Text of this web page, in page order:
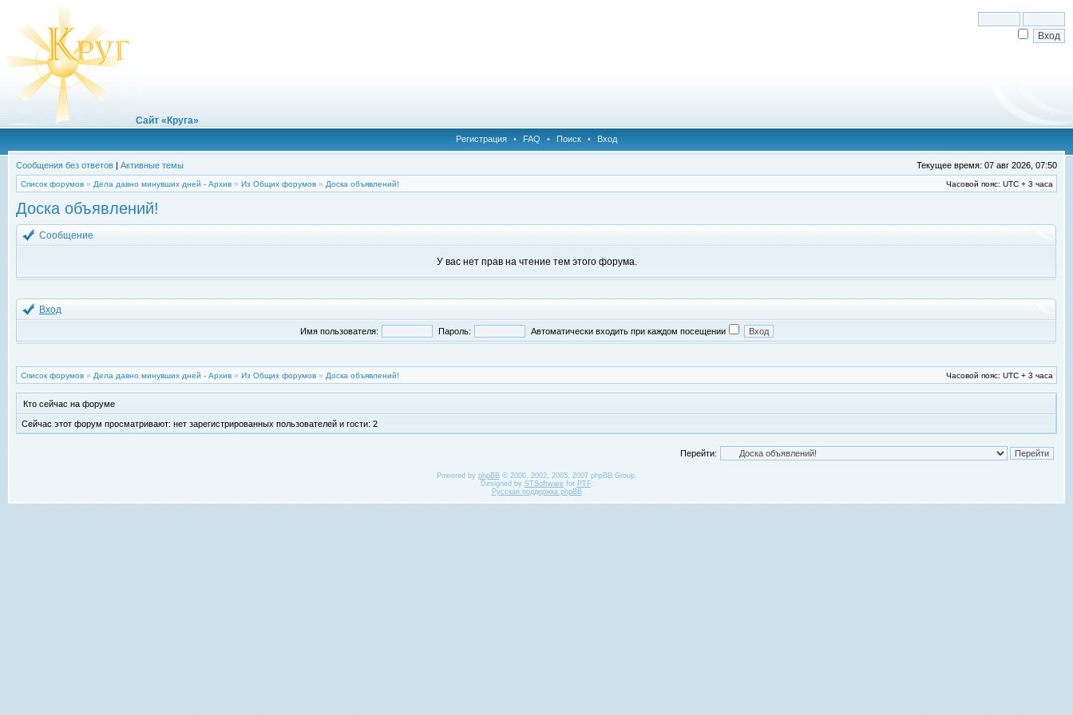
Сайт «Круга»
Регистрация • FAQ • Поиск • Вход
Сообщения без ответов | Активные темы Текущее время: 07 авг 2026, 07:50
Список форумов » Дела давно минувших дней - Архив » Из Общих форумов » Доска объявлений! Часовой пояс: UTC + 3 часа
Доска объявлений!
Сообщение
У вас нет прав на чтение тем этого форума.
Вход
Имя пользователя: Пароль: Автоматически входить при каждом посещении
Список форумов » Дела давно минувших дней - Архив » Из Общих форумов » Доска объявлений! Часовой пояс: UTC + 3 часа
Кто сейчас на форуме
Сейчас этот форум просматривают: нет зарегистрированных пользователей и гости: 2
Перейти:
Powered by phpBB© 2000, 2002, 2005, 2007 phpBB Group.
Designed by STSoftwarefor PTF.
Русская поддержка phpBB